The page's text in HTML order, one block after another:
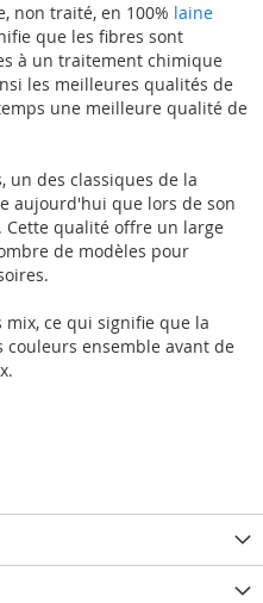
non traité, en 100% laine
que les fibres sont
à un traitement chimique
les meilleures qualités de
une meilleure qualité de
un des classiques de la
aujourd'hui que lors de son
Cette qualité offre un large
de modèles pour
mix, ce qui signifie que la
ensemble avant de